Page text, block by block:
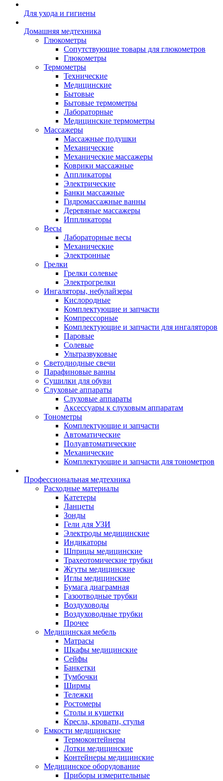
Для ухода и гигиены
Домашняя медтехника
Глюкометры
Сопутствующие товары для глюкометров
Глюкометры
Термометры
Технические
Медицинские
Бытовые
Бытовые термометры
Лабораторные
Медицинские термометры
Массажеры
Массажные подушки
Механические
Механические массажеры
Коврики массажные
Аппликаторы
Электрические
Банки массажные
Гидромассажные ванны
Деревяные массажеры
Иппликаторы
Весы
Лабораторные весы
Механические
Электронные
Грелки
Грелки солевые
Электрогрелки
Ингаляторы, небулайзеры
Кислородные
Комплектующие и запчасти
Компрессорные
Комплектующие и запчасти для ингаляторов
Паровые
Солевые
Ультразвуковые
Светодиодные свечи
Парафиновые ванны
Сушилки для обуви
Слуховые аппараты
Слуховые аппараты
Аксессуары к слуховым аппаратам
Тонометры
Комплектующие и запчасти
Автоматические
Полуавтоматические
Механические
Комплектующие и запчасти для тонометров
Профессиональная медтехника
Расходные материалы
Катетеры
Ланцеты
Зонды
Гели для УЗИ
Электроды медицинские
Индикаторы
Шприцы медицинские
Трахеотомические трубки
Жгуты медицинские
Иглы медицинские
Бумага диаграмная
Газоотводные трубки
Воздуховоды
Воздуховодные трубки
Прочее
Медицинская мебель
Матрасы
Шкафы медицинские
Сейфы
Банкетки
Тумбочки
Ширмы
Тележки
Ростомеры
Столы и кушетки
Кресла, кровати, стулья
Емкости медицинские
Термоконтейнеры
Лотки медицинские
Контейнеры медицинские
Медицинское оборудование
Приборы измерительные